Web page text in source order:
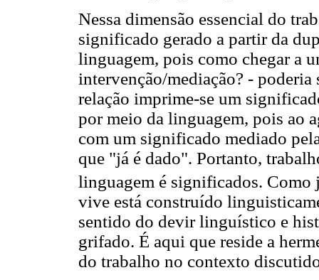
Nessa dimensão essencial do
significado gerado a partir da
linguagem, pois como chegar a
intervenção/mediação? - poderia
relação imprime-se um
por meio da linguagem, pois ao
com um significado mediado
que "já é dado". Portanto,
linguagem é significados. Como
vive está construído
sentido do devir linguístico e
grifado. É aqui que reside a
do trabalho no contexto